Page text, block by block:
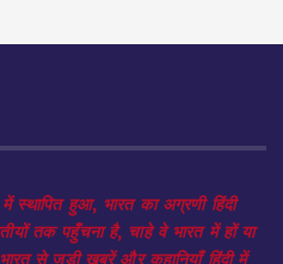
हुआ, भारत का अग्रणी हिंदी
तक पहुँचना है, चाहे वे भारत में हों या
से जुड़ी ख़बरें और कहानियाँ हिंदी में